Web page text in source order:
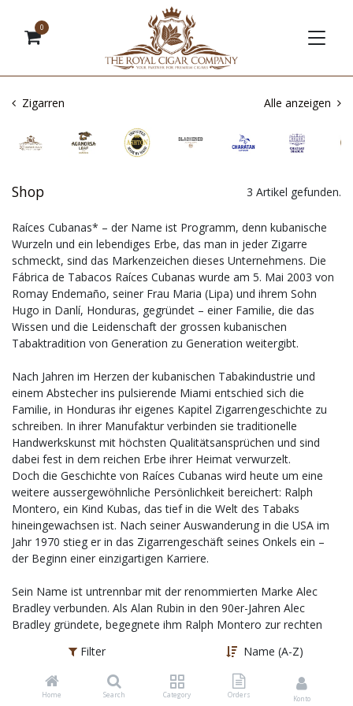
Filter Name (A-Z)
Home Search Category Orders Konto
0
Zigarren Alle anzeigen
Shop 3 Artikel gefunden.
Raíces Cubanas* – der Name ist Programm, denn kubanische
Wurzeln und ein lebendiges Erbe, das man in jeder Zigarre
schmeckt, sind das Markenzeichen dieses Unternehmens. Die
Fábrica de Tabacos Raíces Cubanas wurde am 5. Mai 2003 von
Romay Endemaño, seiner Frau Maria (Lipa) und ihrem Sohn
Hugo in Danlí, Honduras, gegründet – einer Familie, die das
Wissen und die Leidenschaft der grossen kubanischen
Tabaktradition von Generation zu Generation weitergibt.
Nach Jahren im Herzen der kubanischen Tabakindustrie und
einem Abstecher ins pulsierende Miami entschied sich die
Familie, in Honduras ihr eigenes Kapitel Zigarrengeschichte zu
schreiben. In ihrer Manufaktur verbinden sie traditionelle
Handwerkskunst mit höchsten Qualitätsansprüchen und sind
dabei fest in dem reichen Erbe ihrer Heimat verwurzelt.
Doch die Geschichte von Raíces Cubanas wird heute um eine
weitere aussergewöhnliche Persönlichkeit bereichert: Ralph
Montero, ein Kind Kubas, das tief in die Welt des Tabaks
hineingewachsen ist. Nach seiner Auswanderung in die USA im
Jahr 1970 stieg er in das Zigarrengeschäft seines Onkels ein –
der Beginn einer einzigartigen Karriere.
Sein Name ist untrennbar mit der renommierten Marke Alec
Bradley verbunden. Als Alan Rubin in den 90er-Jahren Alec
Bradley gründete, begegnete ihm Ralph Montero zur rechten
des Zigarrenbooms und suchte nach frischer Expertise und
Stabilität. Montero brachte all das mit – und noch deutlich mehr:
einen Instinkt für feine Blends, langjährige Kontakte bis nach